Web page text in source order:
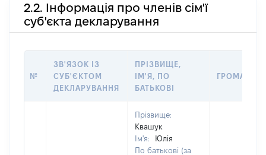
2.2. Інформація про членів сім'ї
суб'єкта декларування
№
ЗВ'ЯЗОК ІЗ
СУБ'ЄКТОМ
ДЕКЛАРУВАННЯ
ПРІЗВИЩЕ,
ІМ'Я, ПО
БАТЬКОВІ
Прізвище:
Квашук
Ім'я:
Юлія
По батькові (за